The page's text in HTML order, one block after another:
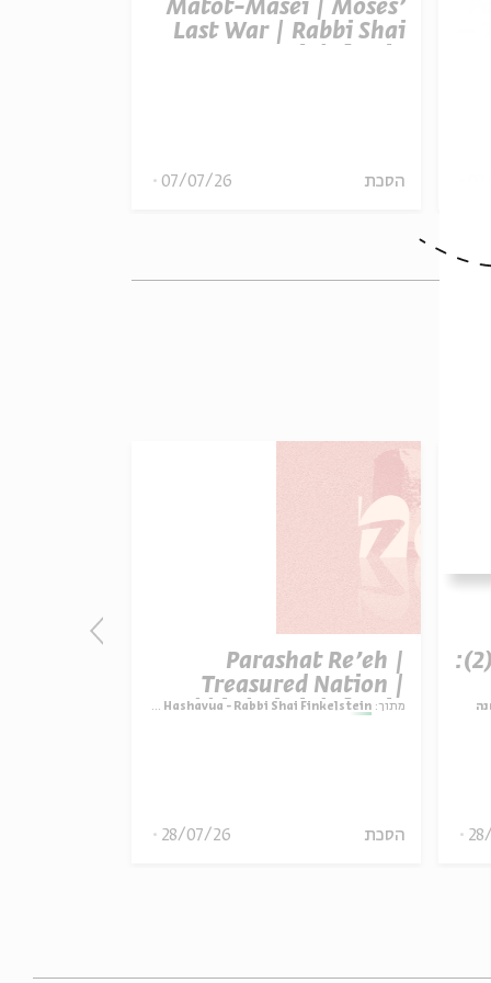
–
Matot-Masei | Moses’
Last War | Rabbi Shai
הסכת 07/07/26
Parashat Re’eh |
Treasured Nation |
Rabbi Shai Finkelstein
מתוך: Parashat Hashavua - Rabbi Shai Finkelstein
הסכת 28/07/26
פרק 507 – אווה אילוז (2):